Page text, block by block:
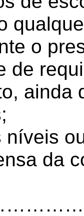
o
de
ainda
níveis
da